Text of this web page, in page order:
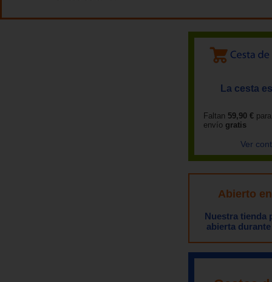
La cesta
Faltan 59,90 €
envío gratis
Ver
Abierto
Nuestra tienda
abierta